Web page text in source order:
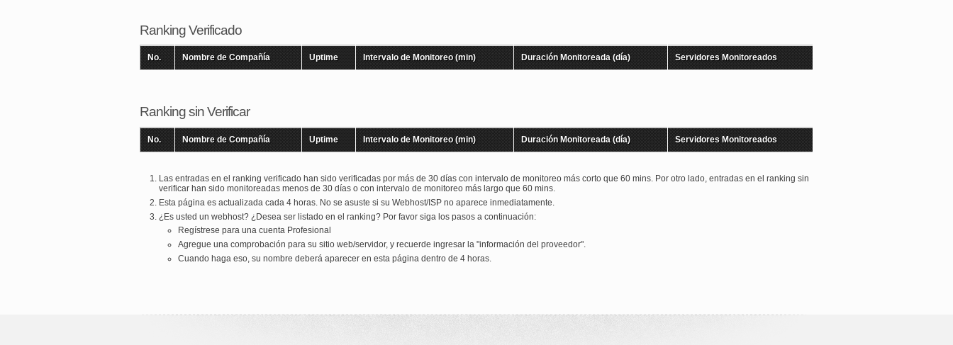
Ranking Verificado
No. Nombre de Compañía Uptime Intervalo de Monitoreo (min) Duración Monitoreada (día) Servidores Monitoreados
Ranking sin Verificar
No. Nombre de Compañía Uptime Intervalo de Monitoreo (min) Duración Monitoreada (día) Servidores Monitoreados
Las entradas en el ranking verificado han sido verificadas por más de 30 días con intervalo de monitoreo más corto que 60 mins. Por otro lado, entradas en el ranking sin
verificar han sido monitoreadas menos de 30 días o con intervalo de monitoreo más largo que 60 mins.
Esta página es actualizada cada 4 horas. No se asuste si su Webhost/ISP no aparece inmediatamente.
¿Es usted un webhost? ¿Desea ser listado en el ranking? Por favor siga los pasos a continuación:
Regístrese para una cuenta Profesional
Agregue una comprobación para su sitio web/servidor, y recuerde ingresar la "información del proveedor".
Cuando haga eso, su nombre deberá aparecer en esta página dentro de 4 horas.